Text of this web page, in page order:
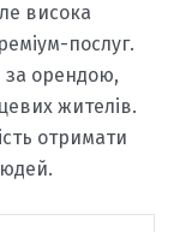
висока
послуг.
за орендою,
жителів.
отримати